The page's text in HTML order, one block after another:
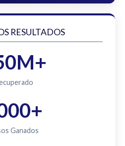
RESULTADOS
Ganados